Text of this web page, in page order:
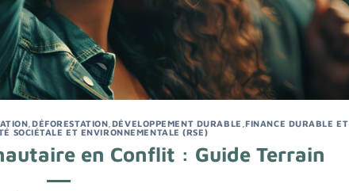
,DÉFORESTATION DÉVELOPPEMENT DURABLE ,FINANCE DURABLE ET
SOCIÉTALE ET ENVIRONNEMENTALE (RSE)
en Conflit : Guide Terrain